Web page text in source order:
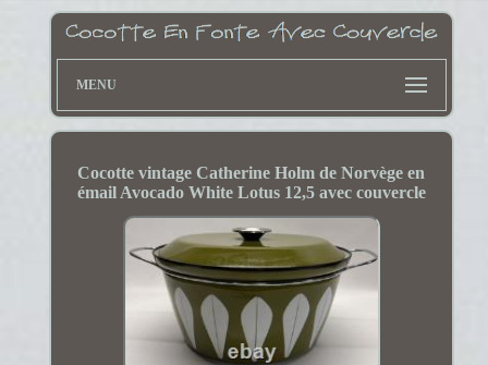
MENU
Cocotte vintage Catherine Holm de Norvège en
émail Avocado White Lotus 12,5 avec couvercle